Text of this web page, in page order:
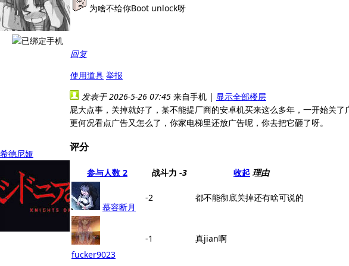
为啥不给你Boot unlock呀
回复
使用道具 举报
希德尼娅
发表于 2026-5-26 07:45 来自手机 | 显示全部楼层
屁大点事，关掉就好了，某不能提厂商的安卓机买来这么多年，一开始关了
更何况看点广告又怎么了，你家电梯里还放广告呢，你去把它砸了呀。
评分
参与人数 2 战斗力 -3 收起 理由
慕容断月
-2 都不能彻底关掉还有啥可说的
fucker9023
-1 真jian啊